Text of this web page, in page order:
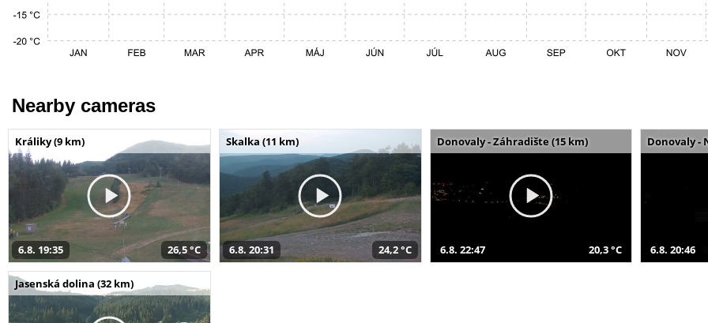
Nearby cameras
Králiky (9 km)
6.8. 19:35 26,5 °C
Skalka (11 km)
6.8. 20:31 24,2 °C
Donovaly - Záhradište (15 km)
6.8. 22:47 20,3 °C
Donovaly -
6.8. 20:46
Jasenská dolina (32 km)